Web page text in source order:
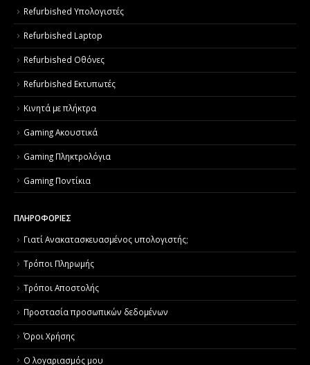
Refurbished Υπολογιστές
Refurbished Laptop
Refurbished Οθόνες
Refurbished Εκτυπωτές
Κινητά με πλήκτρα
Gaming Ακουστικά
Gaming Πληκτρολόγια
Gaming Ποντίκια
ΠΛΗΡΟΦΟΡΙΕΣ
Γιατί Aνακατασκευασμένος υπολογιστής;
Τρόποι Πληρωμής
Τρόποι Αποστολής
Προστασία προσωπικών δεδομένων
Όροι Χρήσης
Ο λογαριασμός μου